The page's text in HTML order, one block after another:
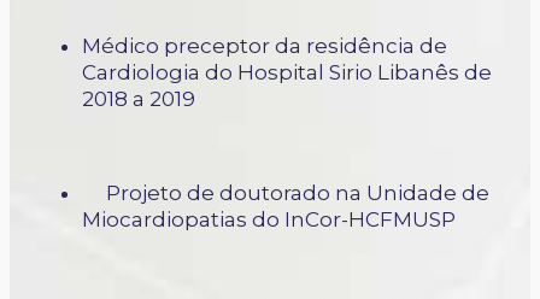
Médico preceptor da residência de
Cardiologia do Hospital Sirio Libanês de
2018 a 2019
Projeto de doutorado na Unidade de
Miocardiopatias do InCor-HCFMUSP